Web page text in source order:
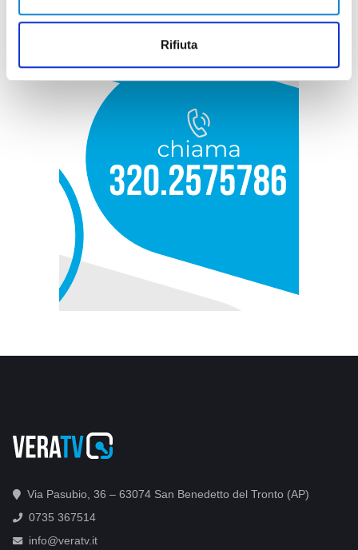
Rifiuta
Via Pasubio, 36 – 63074 San Benedetto del Tronto (AP)
0735 367514
info@veratv.it